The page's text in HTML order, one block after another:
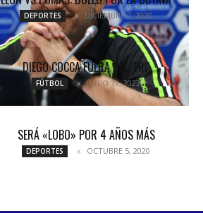
DEPORTES DICIEMBRE 7, 2020
DIEGO COCCA FUERA DEL ‘TRI’
FÚTBOL JUNIO 19, 2023
SERÁ «LOBO» POR 4 AÑOS MÁS
DEPORTES OCTUBRE 5, 2020